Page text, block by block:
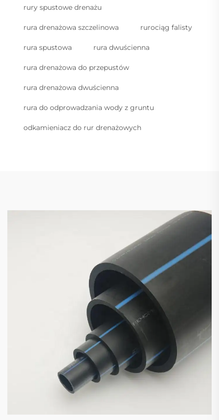
rury spustowe drenażu
rura drenażowa szczelinowa rurociąg falisty
rura spustowa rura dwuścienna
rura drenażowa do przepustów
rura drenażowa dwuścienna
rura do odprowadzania wody z gruntu
odkamieniacz do rur drenażowych